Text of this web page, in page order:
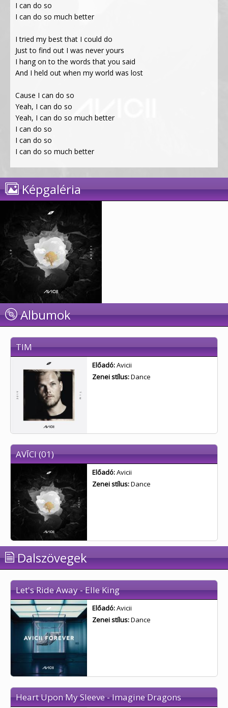
I can do so
I can do so much better
I tried my best that I could do
Just to find out I was never yours
I hang on to the words that you said
And I held out when my world was lost
Cause I can do so
Yeah, I can do so
Yeah, I can do so much better
I can do so
I can do so
I can do so much better
Képgaléria
Albumok
TIM
Előadó:Avicii
Zenei stílus:Dance
AVĪCI (01)
Előadó:Avicii
Zenei stílus:Dance
Dalszövegek
Let's Ride Away - Elle King
Előadó:Avicii
Zenei stílus:Dance
Heart Upon My Sleeve - Imagine Dragons